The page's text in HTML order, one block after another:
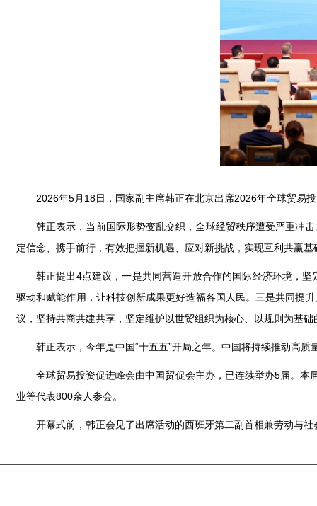
2026年5月18日，国家副主席韩正在北京出席2026年全球贸易
韩正表示，当前国际形势变乱交织，全球经贸秩序遭受严重冲
定信念、携手前行，有效把握新机遇、应对新挑战，实现互利共赢
韩正提出4点建议，一是共同营造开放合作的国际经济环境，
驱动和赋能作用，让科技创新成果更好造福各国人民。三是共同提
议，坚持共商共建共享，坚定维护以世贸组织为核心、以规则为基础
韩正表示，今年是中国“十五五”开局之年。中国将持续推动高
全球贸易投资促进峰会由中国贸促会主办，已连续举办5届。
业等代表800余人参会。
开幕式前，韩正会见了出席活动的西班牙第二副首相兼劳动与